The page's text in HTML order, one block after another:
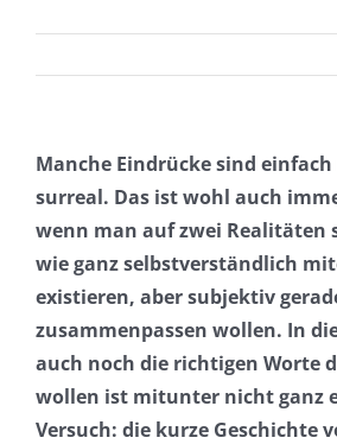
Manche Eindrücke sind
surreal. Das ist wohl auch
wenn man auf zwei Realitäten
wie ganz selbstverständlich
existieren, aber subjektiv
zusammenpassen wollen. In
auch noch die richtigen Worte
wollen ist mitunter nicht ganz
Versuch: die kurze Geschichte